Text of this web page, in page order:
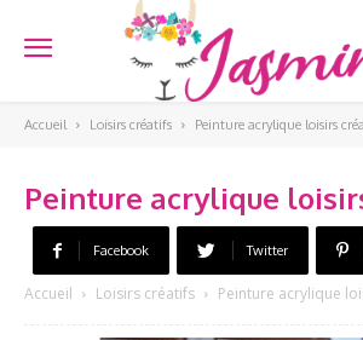
Accueil Loisirs créatifs Peinture acrylique loisirs
Peinture acrylique
Facebook Twitter
Accueil Loisirs créatifs Peinture acrylique